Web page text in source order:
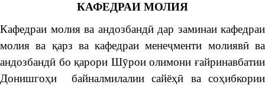
КАФЕДРАИ МОЛИЯ
Кафедраи молия ва андозбандӣ дар заминаи кафедраи
молия ва қарз ва кафедраи менеҷменти молиявӣ ва
андозбандӣ бо қарори Шӯрои олимони ғайринавбатии
Донишгоҳи байналмилалии сайёҳӣ ва соҳибкории